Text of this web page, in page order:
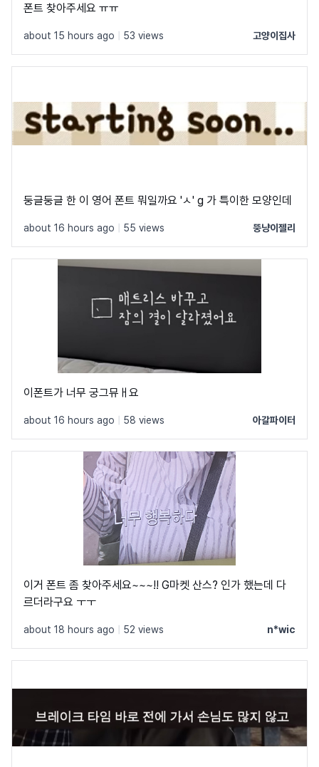
폰트 찾아주세요 ㅠㅠ
about 15 hours ago 53 views 고양이집사
둥글둥글 한 이 영어 폰트 뭐일까요 'ㅅ' g 가 특이한 모양인데
about 16 hours ago 55 views 뚱냥이젤리
이폰트가 너무 궁그뮤ㅐ요
about 16 hours ago 58 views 아갈파이터
이거 폰트 좀 찾아주세요~~~!! G마켓 산스? 인가 했는데 다
르더라구요 ㅜㅜ
about 18 hours ago 52 views n*wic